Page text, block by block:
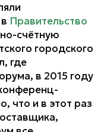
Правительство
счётную
городского
где
в 2015 году
что и в этот раз